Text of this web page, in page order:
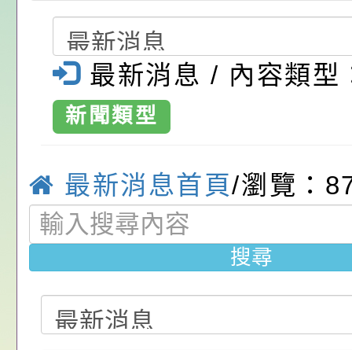
置課程與教學人才庫
畫」一案， 請教師
請，請查照。
減碳存摺2.0」全民
桃園市政府家庭教育
年度祖孫樂淘桃－祖
祝活動」海報電子檔
位協助鼓勵所屬同仁
關（構）、學校、
名參加，請查照
轉知有關銓敘部建置
員退休所得重審後實
算器」，公立學校退
亦可利用
檢送財團法人台灣優
發展協會辦理115年
看國產豬肉生產流
一案，請查照。
桃園市政府家庭教育
家8月課程資訊」、
電影營」、「祖孫樂
「愛『原原』不絕-
列講座及成長團體」
轉知內政部函以，
員會函釋公務員留職
赴陸應申請許可一案
中興國民小學115學
期第1次第7-9招代課
本校「115學年度國
辦理「115年度教育
公告:桃園市政府腸
畫之抽獎直播
大溪區中興國
最新消息 / 內容類型
新聞類型
最新消息首頁/瀏覽：
搜尋